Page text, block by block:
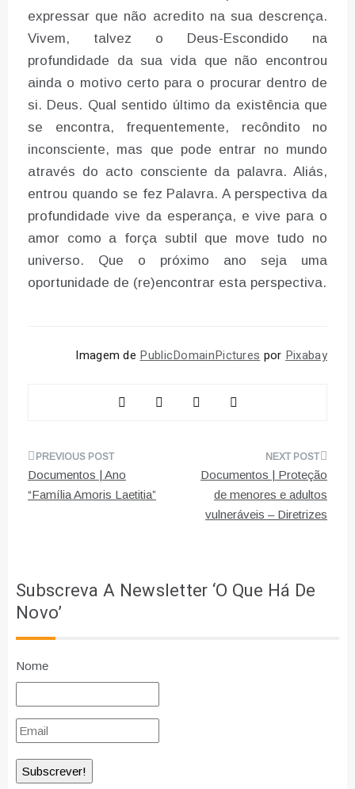
expressar que não acredito na sua descrença.
Vivem, talvez o Deus-Escondido na
profundidade da sua vida que não encontrou
ainda o motivo certo para o procurar dentro de
si. Deus. Qual sentido último da existência que
se encontra, frequentemente, recôndito no
inconsciente, mas que pode entrar no mundo
através do acto consciente da palavra. Aliás,
entrou quando se fez Palavra. A perspectiva da
profundidade vive da esperança, e vive para o
amor como a força subtil que move tudo no
universo. Que o próximo ano seja uma
oportunidade de (re)encontrar esta perspectiva.
Imagem de PublicDomainPictures por Pixabay
Navegação
de
Documentos | Ano
“Família Amoris Laetitia”
Documentos | Proteção
de menores e adultos
vulneráveis – Diretrizes
Subscreva A Newsletter ‘O Que Há De
Novo’
Nome